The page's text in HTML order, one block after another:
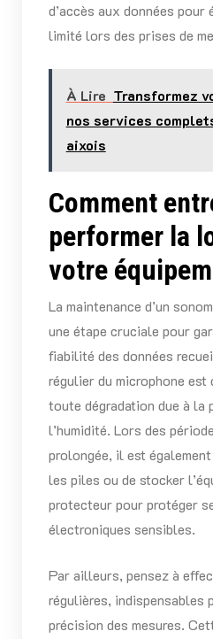
d’accès aux données
limité lors des prises de
À Lire Transformez
nos services
aixois
Comment
performer la
votre
La maintenance d’un
une étape cruciale pour
fiabilité des données
régulier du microphone
toute dégradation due à la
l’humidité. Lors des
prolongée, il est
les piles ou de stocker
protecteur pour protéger
électroniques sensibles.
Par ailleurs, pensez à
régulières, indispensables
précision des mesures.